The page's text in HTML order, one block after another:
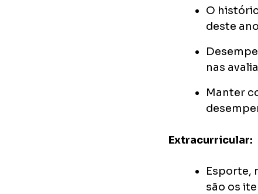
O
deste ano
nas
Manter
Extracurricular:
Esporte,
são os